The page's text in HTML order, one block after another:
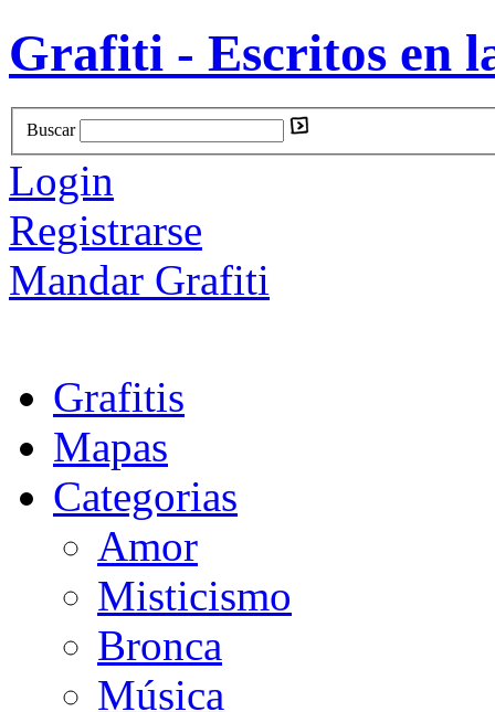
Grafiti - Escritos en
Buscar
Login
Registrarse
Mandar Grafiti
Grafitis
Mapas
Categorias
Amor
Misticismo
Bronca
Música